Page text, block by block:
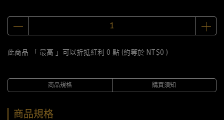
此商品 「 最高 」可以折抵紅利 0 點 (約等於 NT$0 )
商品規格 購買須知
商品規格